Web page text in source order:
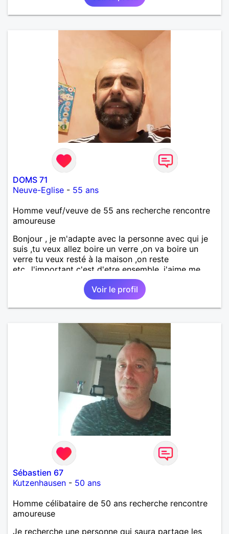
près tous les styles de musique. (Oui je suis pas
trop fan de Jul). Je fais du sport pour garder la
DOMS 71
Neuve-Eglise - 55 ans
Homme veuf/veuve de 55 ans recherche rencontre
amoureuse
Bonjour , je m'adapte avec la personne avec qui je
suis ,tu veux allez boire un verre ,on va boire un
verre tu veux resté à la maison ,on reste
etc...l'important c'est d'etre ensemble .j'aime me
balader , faire du sport , regarder des film , aller au
théatre etc et j'aime par dessus tous rire
Voir le profil
Sébastien 67
Kutzenhausen - 50 ans
Homme célibataire de 50 ans recherche rencontre
amoureuse
Je recherche une personne qui saura partage les